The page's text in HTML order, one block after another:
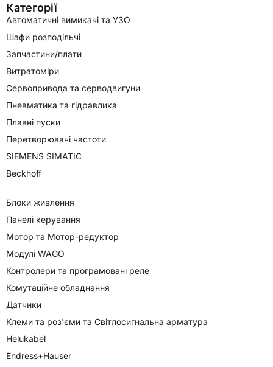
Категорії
Автоматичні вимикачі та УЗО
Шафи розподільчі
Запчастини/плати
Витратоміри
Сервопривода та серводвигуни
Пневматика та гідравлика
Плавні пуски
Перетворювачі частоти
SIEMENS SIMATIC
Beckhoff
Блоки живлення
Панелі керування
Мотор та Мотор-редуктор
Модулі WAGO
Контролери та програмовані реле
Комутаційне обладнання
Датчики
Клеми та роз'єми та Світлосигнальна арматура
Helukabel
Endress+Hauser